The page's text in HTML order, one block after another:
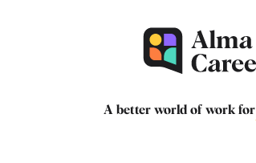
A better world of work for